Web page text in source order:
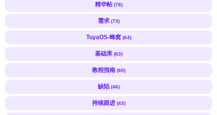
精华帖 (78)
需求 (73)
TuyaOS-蜂窝 (64)
基础库 (63)
教程指南 (60)
缺陷 (46)
持续跟进 (43)